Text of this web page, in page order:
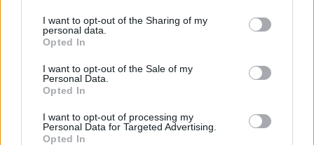
I want to opt-out of the Sharing of my
personal data.
Opted In
I want to opt-out of the Sale of my
Personal Data.
Opted In
I want to opt-out of processing my
Personal Data for Targeted Advertising.
Opted In
Az előfizetés a következőket tartalmazza:
Kötéslisták: BÉT elmúlt 2 év napon belüli
kötéslistái
Előfizetés